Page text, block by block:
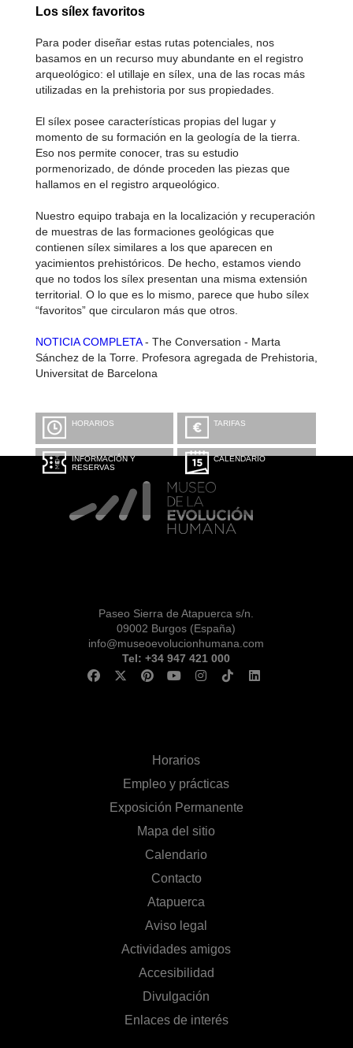
Los sílex favoritos
Para poder diseñar estas rutas potenciales, nos
basamos en un recurso muy abundante en el registro
arqueológico: el utillaje en sílex, una de las rocas más
utilizadas en la prehistoria por sus propiedades.
El sílex posee características propias del lugar y
momento de su formación en la geología de la tierra.
Eso nos permite conocer, tras su estudio
pormenorizado, de dónde proceden las piezas que
hallamos en el registro arqueológico.
Nuestro equipo trabaja en la localización y recuperación
de muestras de las formaciones geológicas que
contienen sílex similares a los que aparecen en
yacimientos prehistóricos. De hecho, estamos viendo
que no todos los sílex presentan una misma extensión
territorial. O lo que es lo mismo, parece que hubo sílex
“favoritos” que circularon más que otros.
NOTICIA COMPLETA- The Conversation - Marta
Sánchez de la Torre. Profesora agregada de Prehistoria,
Universitat de Barcelona
HORARIOS TARIFAS
INFORMACIÓN Y
RESERVAS
CALENDARIO
Paseo Sierra de Atapuerca s/n.
09002 Burgos (España)
info@museoevolucionhumana.com
Tel: +34 947 421 000
Horarios
Empleo y prácticas
Exposición Permanente
Mapa del sitio
Calendario
Contacto
Atapuerca
Aviso legal
Actividades amigos
Accesibilidad
Divulgación
Enlaces de interés